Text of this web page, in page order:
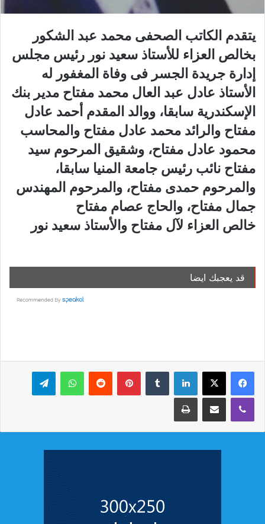
يتقدم الكاتب الصحفى محمد عبد الشكور
بخالص العزاء للأستاذ سعيد نور رئيس مجلس
إدارة جريدة الجسر فى وفاة المغفور له
الأستاذ عادل عبد العال محمد مفتاح مدير بنك
الإسكندرية سابقا، ووالد المقدم أحمد عادل
مفتاح والرائد محمد عادل مفتاح والمحاسب
محمود عادل مفتاح، وشقيق المرحوم سيد
مفتاح نائب رئيس جامعة المنيا سابقا،
والمرحوم حمدى مفتاح، والمرحوم المهندس
جمال مفتاح، والحاج عصام مفتاح
خالص العزاء لآل مفتاح والأستاذ سعيد نور
قد يعجبك ايضا
لينكدإن بينتيريست واتساب تيلقرام
ڤايبر مشاركة عبر البريد طباعة